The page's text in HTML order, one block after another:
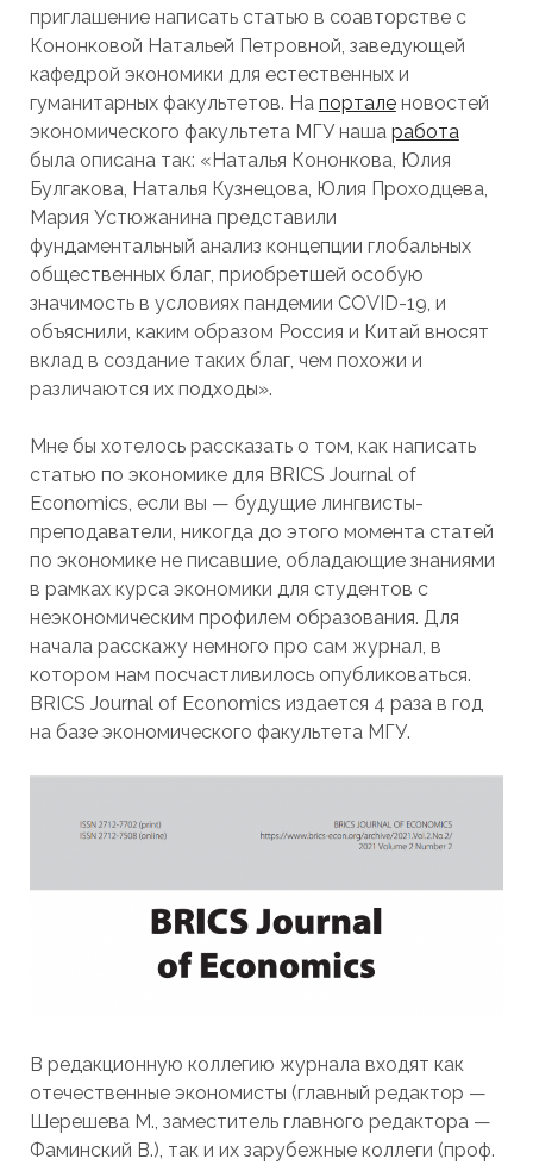
приглашение написать статью в соавторстве с
Кононковой Натальей Петровной, заведующей
кафедрой экономики для естественных и
гуманитарных факультетов. На порталеновостей
экономического факультета МГУ наша работа
была описана так: «Наталья Кононкова, Юлия
Булгакова, Наталья Кузнецова, Юлия Проходцева,
Мария Устюжанина представили
фундаментальный анализ концепции глобальных
общественных благ, приобретшей особую
значимость в условиях пандемии COVID-19, и
объяснили, каким образом Россия и Китай вносят
вклад в создание таких благ, чем похожи и
различаются их подходы».
Мне бы хотелось рассказать о том, как написать
статью по экономике для BRICS Journal of
Economics, если вы — будущие лингвисты-
преподаватели, никогда до этого момента статей
по экономике не писавшие, обладающие знаниями
в рамках курса экономики для студентов с
неэкономическим профилем образования. Для
начала расскажу немного про сам журнал, в
котором нам посчастливилось опубликоваться.
BRICS Journal of Economics издается 4 раза в год
на базе экономического факультета МГУ.
В редакционную коллегию журнала входят как
отечественные экономисты (главный редактор —
Шерешева М., заместитель главного редактора —
Фаминский В.), так и их зарубежные коллеги (проф.